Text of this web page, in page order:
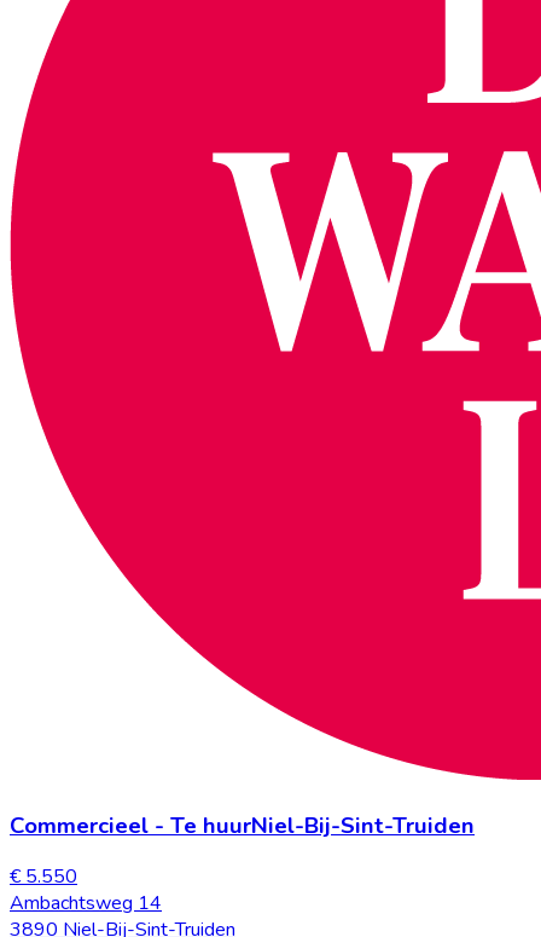
Commercieel - Te huurNiel-Bij-Sint-Truiden
€ 5.550
Ambachtsweg 14
3890 Niel-Bij-Sint-Truiden